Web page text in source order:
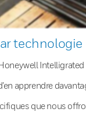
technologie
apprendre
que nous